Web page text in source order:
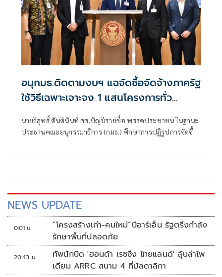
อนุกมธ.ติดตามงบฯ แฉจัดซื้อจัดจ้างภาครัฐ
ใช้วิธีเฉพาะเจาะจง 1 แสนโครงการทั่ว
ประเทศ เอื้อทุจริตงบกว่า 5 หมื่นล้านบาท
นายวิสุทธิ์ ตันตินันท์ สส.บัญชีรายชื่อ พรรคประชาชน ในฐานะ
ประธานคณะอนุกรรมาธิการ (กมธ.) ศึกษาการปฏิรูปการจัดซื้อ
NEWS UPDATE
0:01 น.
“โครงสร้างเก่า-คนใหม่”บีอาร์เอ็น รัฐตรึงกำลัง
รักษาพื้นที่ปลอดภัย
20:43 น.
ทัพนักบิด 'ฮอนด้า เรซซิ่ง ไทยแลนด์' ลุ้นล่าโพ
เดียม ARRC สนาม 4 ที่มัลดาลิกา